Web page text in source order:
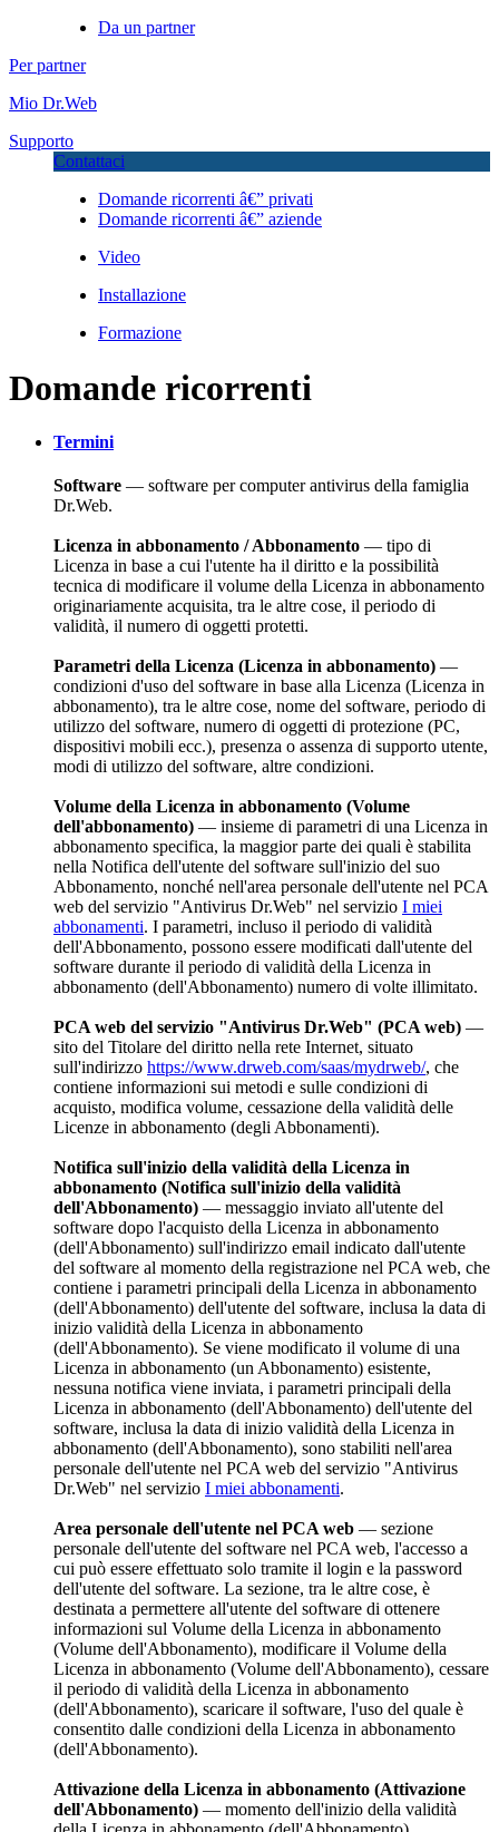
Da un partner
Per partner
Mio Dr.Web
Supporto
Contattaci
Domande ricorrenti â€” privati
Domande ricorrenti â€” aziende
Video
Installazione
Formazione
Domande ricorrenti
Termini
Software — software per computer antivirus della famiglia
Dr.Web.
Licenza in abbonamento / Abbonamento — tipo di
Licenza in base a cui l'utente ha il diritto e la possibilità
tecnica di modificare il volume della Licenza in abbonamento
originariamente acquisita, tra le altre cose, il periodo di
validità, il numero di oggetti protetti.
Parametri della Licenza (Licenza in abbonamento) —
condizioni d'uso del software in base alla Licenza (Licenza in
abbonamento), tra le altre cose, nome del software, periodo di
utilizzo del software, numero di oggetti di protezione (PC,
dispositivi mobili ecc.), presenza o assenza di supporto utente,
modi di utilizzo del software, altre condizioni.
Volume della Licenza in abbonamento (Volume
dell'abbonamento) — insieme di parametri di una Licenza in
abbonamento specifica, la maggior parte dei quali è stabilita
nella Notifica dell'utente del software sull'inizio del suo
Abbonamento, nonché nell'area personale dell'utente nel PCA
web del servizio "Antivirus Dr.Web" nel servizio I miei
abbonamenti. I parametri, incluso il periodo di validità
dell'Abbonamento, possono essere modificati dall'utente del
software durante il periodo di validità della Licenza in
abbonamento (dell'Abbonamento) numero di volte illimitato.
PCA web del servizio "Antivirus Dr.Web" (PCA web) —
sito del Titolare del diritto nella rete Internet, situato
sull'indirizzo https://www.drweb.com/saas/mydrweb/, che
contiene informazioni sui metodi e sulle condizioni di
acquisto, modifica volume, cessazione della validità delle
Licenze in abbonamento (degli Abbonamenti).
Notifica sull'inizio della validità della Licenza in
abbonamento (Notifica sull'inizio della validità
dell'Abbonamento) — messaggio inviato all'utente del
software dopo l'acquisto della Licenza in abbonamento
(dell'Abbonamento) sull'indirizzo email indicato dall'utente
del software al momento della registrazione nel PCA web, che
contiene i parametri principali della Licenza in abbonamento
(dell'Abbonamento) dell'utente del software, inclusa la data di
inizio validità della Licenza in abbonamento
(dell'Abbonamento). Se viene modificato il volume di una
Licenza in abbonamento (un Abbonamento) esistente,
nessuna notifica viene inviata, i parametri principali della
Licenza in abbonamento (dell'Abbonamento) dell'utente del
software, inclusa la data di inizio validità della Licenza in
abbonamento (dell'Abbonamento), sono stabiliti nell'area
personale dell'utente nel PCA web del servizio "Antivirus
Dr.Web" nel servizio I miei abbonamenti.
Area personale dell'utente nel PCA web — sezione
personale dell'utente del software nel PCA web, l'accesso a
cui può essere effettuato solo tramite il login e la password
dell'utente del software. La sezione, tra le altre cose, è
destinata a permettere all'utente del software di ottenere
informazioni sul Volume della Licenza in abbonamento
(Volume dell'Abbonamento), modificare il Volume della
Licenza in abbonamento (Volume dell'Abbonamento), cessare
il periodo di validità della Licenza in abbonamento
(dell'Abbonamento), scaricare il software, l'uso del quale è
consentito dalle condizioni della Licenza in abbonamento
(dell'Abbonamento).
Attivazione della Licenza in abbonamento (Attivazione
dell'Abbonamento) — momento dell'inizio della validità